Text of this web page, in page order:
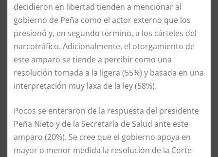
decidieron en libertad tienden a mencionar al
gobierno de Peña como el actor externo que los
presionó y, en segundo término, a los cárteles del
narcotráfico. Adicionalmente, el otorgamiento de
este amparo se tiende a percibir como una
resolución tomada a la ligera (55%) y basada en una
interpretación muy laxa de la ley (58%).
Pocos se enteraron de la respuesta del presidente
Peña Nieto y de la Secretaría de Salud ante este
amparo (20%). Se cree que el gobierno apoya en
mayor o menor medida la resolución de la Corte